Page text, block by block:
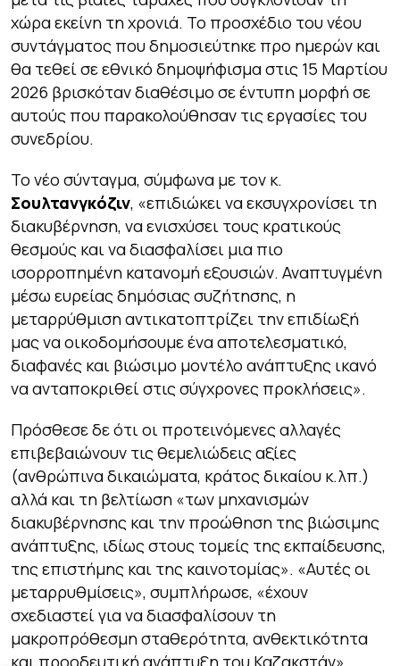
χώρα εκείνη τη χρονιά. Το προσχέδιο του νέου
συντάγματος που δημοσιεύτηκε προ ημερών και
θα τεθεί σε εθνικό δημοψήφισμα στις 15 Μαρτίου
2026 βρισκόταν διαθέσιμο σε έντυπη μορφή σε
αυτούς που παρακολούθησαν τις εργασίες του
συνεδρίου.
Το νέο σύνταγμα, σύμφωνα με τον κ.
Σουλτανγκόζιν, «επιδιώκει να εκσυγχρονίσει τη
διακυβέρνηση, να ενισχύσει τους κρατικούς
θεσμούς και να διασφαλίσει μια πιο
ισορροπημένη κατανομή εξουσιών. Αναπτυγμένη
μέσω ευρείας δημόσιας συζήτησης, η
μεταρρύθμιση αντικατοπτρίζει την επιδίωξή
μας να οικοδομήσουμε ένα αποτελεσματικό,
διαφανές και βιώσιμο μοντέλο ανάπτυξης ικανό
να ανταποκριθεί στις σύγχρονες προκλήσεις».
Πρόσθεσε δε ότι οι προτεινόμενες αλλαγές
επιβεβαιώνουν τις θεμελιώδεις αξίες
(ανθρώπινα δικαιώματα, κράτος δικαίου κ.λπ.)
αλλά και τη βελτίωση «των μηχανισμών
διακυβέρνησης και την προώθηση της βιώσιμης
ανάπτυξης, ιδίως στους τομείς της εκπαίδευσης,
της επιστήμης και της καινοτομίας». «Αυτές οι
μεταρρυθμίσεις», συμπλήρωσε, «έχουν
σχεδιαστεί για να διασφαλίσουν τη
μακροπρόθεσμη σταθερότητα, ανθεκτικότητα
και προοδευτική ανάπτυξη του Καζακστάν».